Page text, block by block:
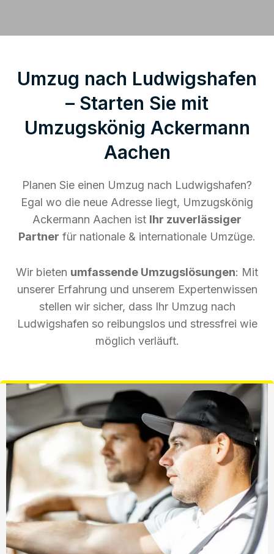
Umzug nach Ludwigshafen
– Starten Sie mit
Umzugskönig Ackermann
Aachen
Planen Sie einen Umzug nach Ludwigshafen?
Egal wo die neue Adresse liegt, Umzugskönig
Ackermann Aachen ist Ihr zuverlässiger
Partner für nationale & internationale Umzüge.
Wir bieten umfassende Umzugslösungen: Mit
unserer Erfahrung und unserem Expertenwissen
stellen wir sicher, dass Ihr Umzug nach
Ludwigshafen so reibungslos und stressfrei wie
möglich verläuft.